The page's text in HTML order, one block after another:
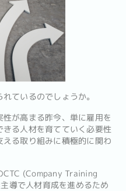
ているのでしょうか。
が高まる昨今、単に雇用を
る人材を育てていく必要性
る取り組みに積極的に関わ
CTC (Company Training
導で人材育成を進めるため